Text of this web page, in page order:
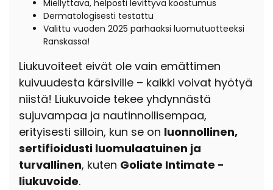
Miellyttävä, helposti levittyvä koostumus
Dermatologisesti testattu
Valittu vuoden 2025 parhaaksi luomutuotteeksi
Ranskassa!
Liukuvoiteet eivät ole vain emättimen
kuivuudesta kärsiville – kaikki voivat hyötyä
niistä! Liukuvoide tekee yhdynnästä
sujuvampaa ja nautinnollisempaa,
erityisesti silloin, kun se on luonnollinen,
sertifioidusti luomulaatuinen ja
turvallinen, kuten Goliate Intimate -
liukuvoide.